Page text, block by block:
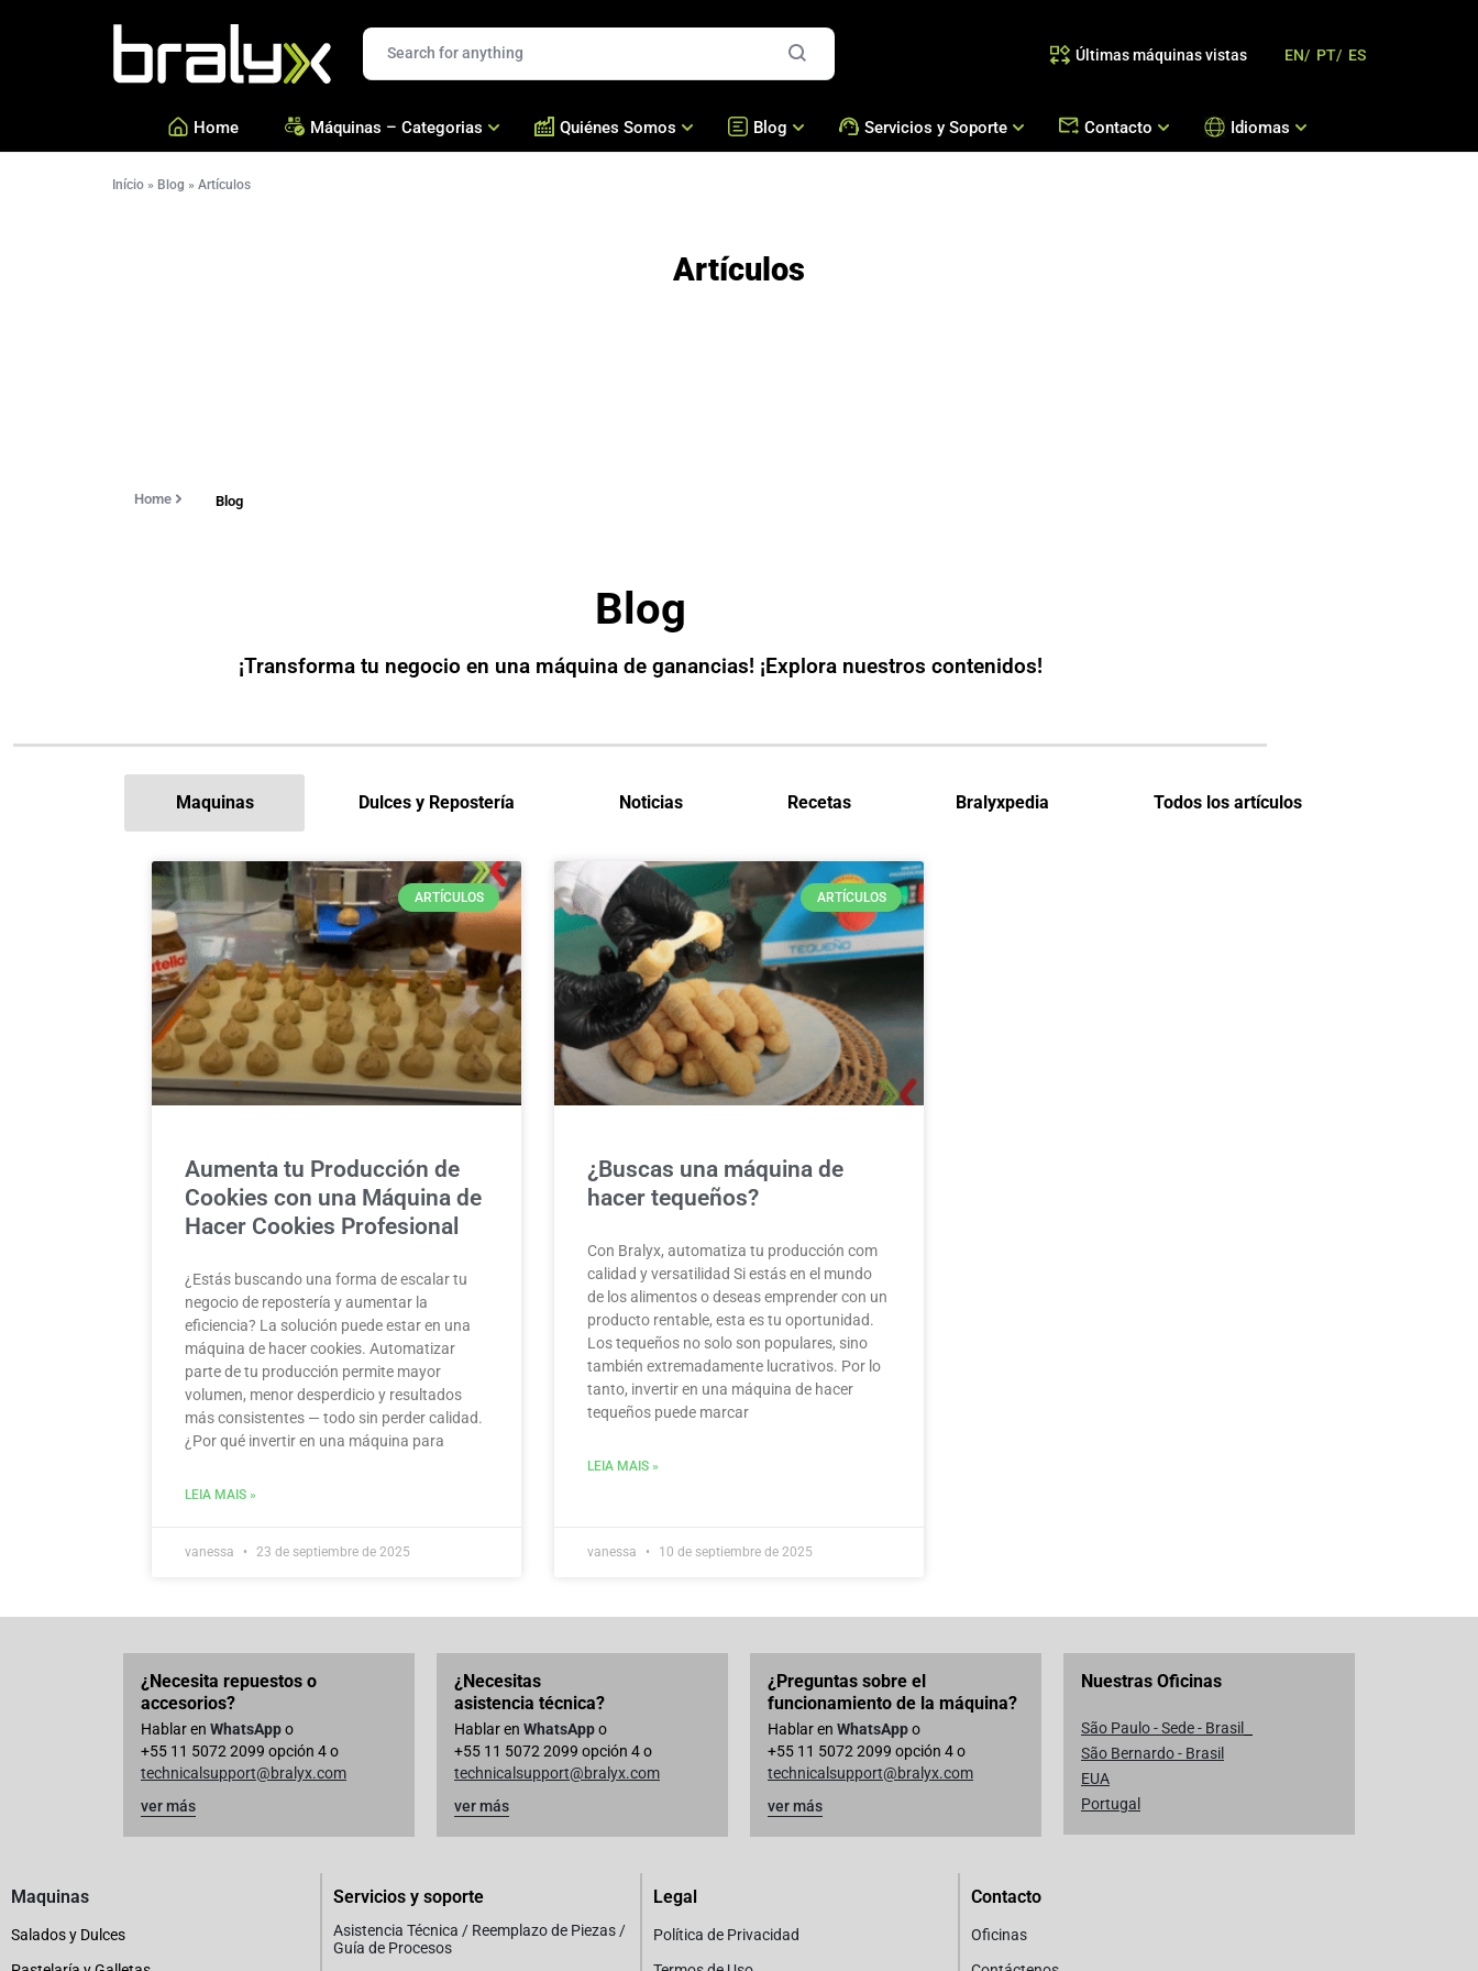
Home Máquinas – Categorias Quiénes Somos Blog Servicios y Soporte Contacto Idiomas
Últimas máquinas vistas EN/ PT/ ES
Início » Blog » Artículos
Artículos
Home Blog
Blog
¡Transforma tu negocio en una máquina de ganancias! ¡Explora nuestros contenidos!
Maquinas Dulces y Repostería Noticias Recetas Bralyxpedia Todos los artículos
ARTÍCULOS
Aumenta tu Producción de
Cookies con una Máquina de
Hacer Cookies Profesional
¿Estás buscando una forma de escalar tu
negocio de repostería y aumentar la
eficiencia? La solución puede estar en una
máquina de hacer cookies. Automatizar
parte de tu producción permite mayor
volumen, menor desperdicio y resultados
más consistentes — todo sin perder calidad.
¿Por qué invertir en una máquina para
LEIA MAIS »
vanessa 23 de septiembre de 2025
ARTÍCULOS
¿Buscas una máquina de
hacer tequeños?
Con Bralyx, automatiza tu producción com
calidad y versatilidad Si estás en el mundo
de los alimentos o deseas emprender con un
producto rentable, esta es tu oportunidad.
Los tequeños no solo son populares, sino
también extremadamente lucrativos. Por lo
tanto, invertir en una máquina de hacer
tequeños puede marcar
LEIA MAIS »
vanessa 10 de septiembre de 2025
¿Necesita repuestos o
accesorios?
Hablar en WhatsAppo
+55 11 5072 2099 opción 4 o
technicalsupport@bralyx.com
ver más
¿Necesitas
asistencia técnica?
Hablar en WhatsAppo
+55 11 5072 2099 opción 4 o
technicalsupport@bralyx.com
ver más
¿Preguntas sobre el
funcionamiento de la máquina?
Hablar en WhatsAppo
+55 11 5072 2099 opción 4 o
technicalsupport@bralyx.com
ver más
Nuestras Oficinas
São Paulo - Sede - Brasil
São Bernardo - Brasil
EUA
Portugal
Maquinas
Salados y Dulces
Servicios y soporte
Asistencia Técnica / Reemplazo de Piezas /
Guía de Procesos
Legal
Política de Privacidad
Contacto
Oficinas